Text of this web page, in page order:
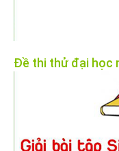
Đề thi thử đại học